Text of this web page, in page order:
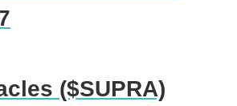
($SUPRA)